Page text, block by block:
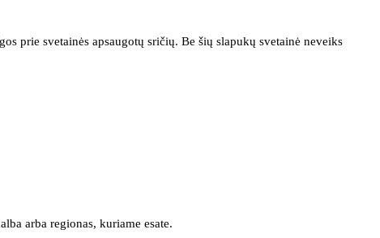
prie svetainės apsaugotų sričių. Be šių slapukų svetainė neveiks
arba regionas, kuriame esate.